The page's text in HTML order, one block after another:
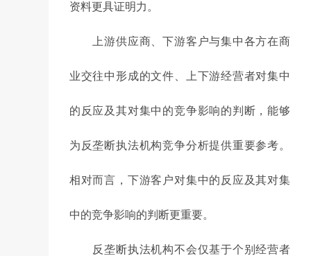
资料更具证明力。
上游供应商、下游客户与集中各方在商
业交往中形成的文件、上下游经营者对集中
的反应及其对集中的竞争影响的判断，能够
为反垄断执法机构竞争分析提供重要参考。
相对而言，下游客户对集中的反应及其对集
中的竞争影响的判断更重要。
反垄断执法机构不会仅基于个别经营者